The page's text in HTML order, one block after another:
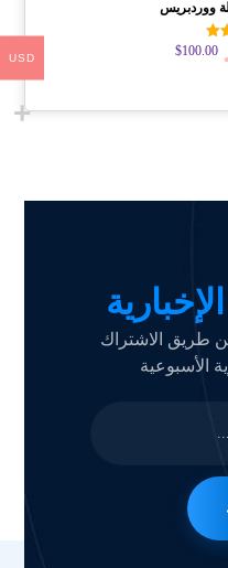
ووردبريس
$100.00
طريق الاشتراك
الأسبوعية
USD